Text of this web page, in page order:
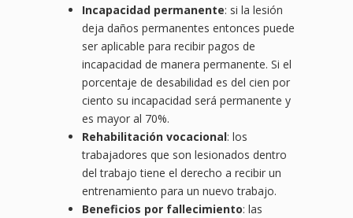
Incapacidad permanente: si la lesión
deja daños permanentes entonces puede
ser aplicable para recibir pagos de
incapacidad de manera permanente. Si el
porcentaje de desabilidad es del cien por
ciento su incapacidad será permanente y
es mayor al 70%.
Rehabilitación vocacional: los
trabajadores que son lesionados dentro
del trabajo tiene el derecho a recibir un
entrenamiento para un nuevo trabajo.
Beneficios por fallecimiento: las